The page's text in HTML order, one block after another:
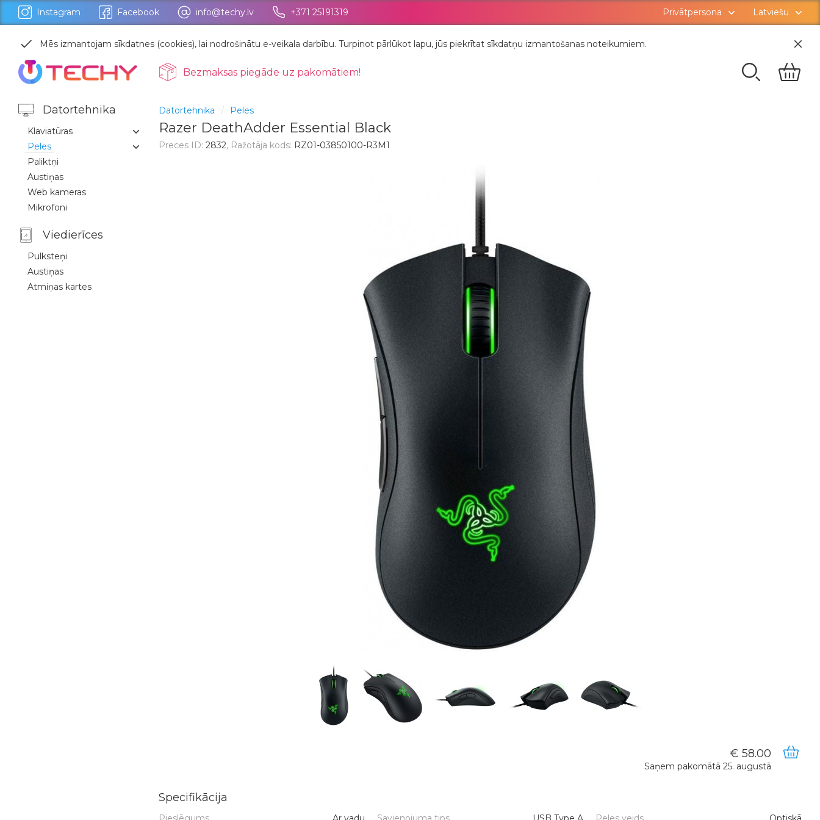
Instagram Facebook info@techy.lv +371 25191319 Privātpersona Latviešu
Mēs izmantojam sīkdatnes (cookies), lai nodrošinātu e-veikala darbību. Turpinot pārlūkot lapu, jūs piekrītat sīkdatņu izmantošanas noteikumiem.
Bezmaksas piegāde uz pakomātiem!
Datortehnika
Klaviatūras
Peles
Paliktņi
Austiņas
Web kameras
Mikrofoni
Viedierīces
Pulksteņi
Austiņas
Atmiņas kartes
Datortehnika Peles
Razer DeathAdder Essential Black
Preces ID: 2832, Ražotāja kods: RZ01-03850100-R3M1
58.00
Saņem pakomātā 25. augustā
Specifikācija